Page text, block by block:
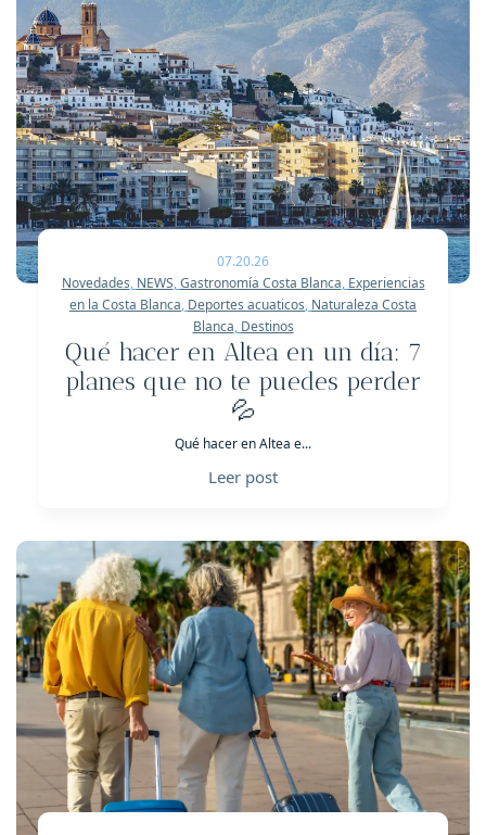
07.20.26
Novedades, NEWS,Gastronomía Costa Blanca, Experiencias
en la Costa Blanca, Deportes acuaticos, Naturaleza Costa
Blanca, Destinos
Qué hacer en Altea en un día: 7
planes que no te puedes perder
💦
Qué hacer en Altea e...
Leer post